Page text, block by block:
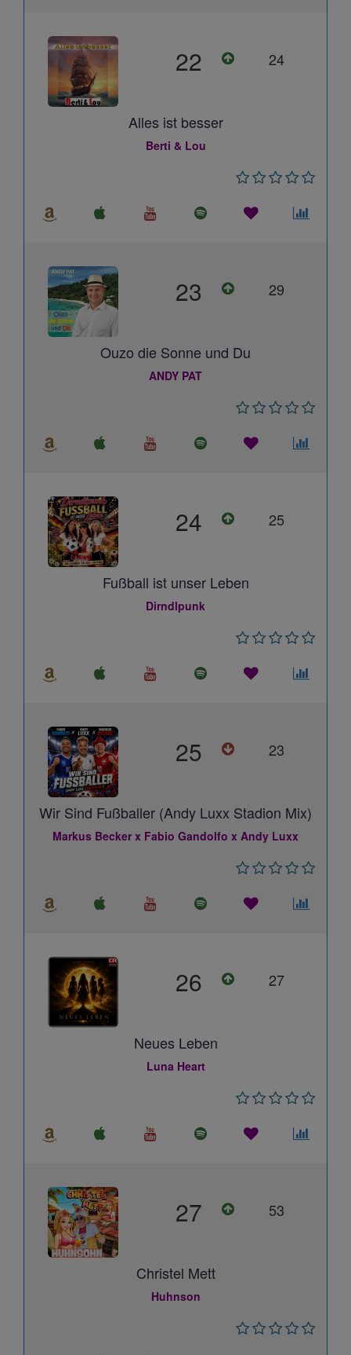
22 24
Alles ist besser
Berti & Lou
23 29
Ouzo die Sonne und Du
ANDY PAT
24 25
Fußball ist unser Leben
Dirndlpunk
25 23
Wir Sind Fußballer (Andy Luxx Stadion Mix)
Markus Becker x Fabio Gandolfo x Andy Luxx
26 27
Neues Leben
Luna Heart
27 53
Christel Mett
Huhnson